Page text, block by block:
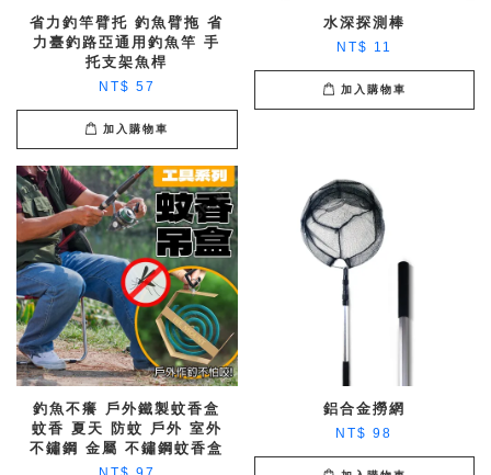
省力釣竿臂托 釣魚臂拖 省
力臺釣路亞通用釣魚竿 手
托支架魚桿
NT$ 57
加入購物車
水深探測棒
NT$ 11
加入購物車
釣魚不癢 戶外鐵製蚊香盒
蚊香 夏天 防蚊 戶外 室外
不鏽鋼 金屬 不鏽鋼蚊香盒
鋁合金撈網
NT$ 98